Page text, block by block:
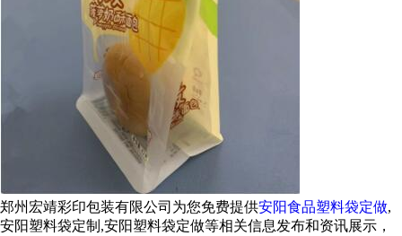
郑州宏靖彩印包装有限公司为您免费提供安阳食品塑料袋定做,
安阳塑料袋定制,安阳塑料袋定做等相关信息发布和资讯展示，